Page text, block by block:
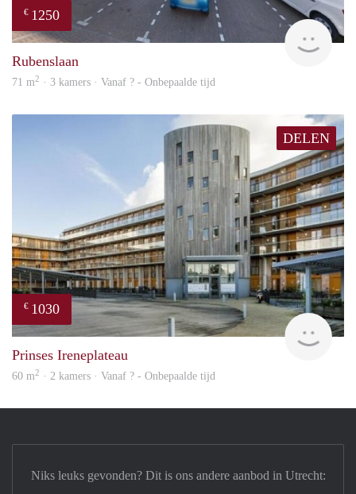
€ 1250
Rubenslaan
71 m2 · 3 kamers · Vanaf ? - Onbepaalde tijd
DELEN
€ 1030
Prinses Ireneplateau
60 m2 · 2 kamers · Vanaf ? - Onbepaalde tijd
Niks leuks gevonden? Dit is ons andere aanbod in Utrecht: